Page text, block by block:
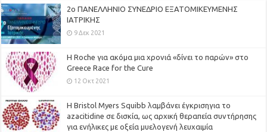
2ο ΠΑΝΕΛΛΗΝΙΟ ΣΥΝΕΔΡΙΟ ΕΞΑΤΟΜΙΚΕΥΜΕΝΗΣ
ΙΑΤΡΙΚΗΣ
9 Δεκ 2021
H Roche για ακόμα μια χρονιά «δίνει το παρών» στο
Greece Race for the Cure
12 Οκτ 2021
Η Bristol Myers Squibb λαμβάνει έγκρισηγια το
azacitidine σε δισκία, ως αρχική θεραπεία συντήρησης
για ενήλικες με οξεία μυελογενή λευχαιμία